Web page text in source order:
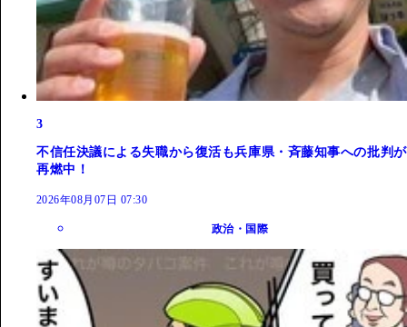
3
不信任決議による失職から復活も兵庫県・斉藤知事への批判が
再燃中！
2026年08月07日 07:30
政治・国際